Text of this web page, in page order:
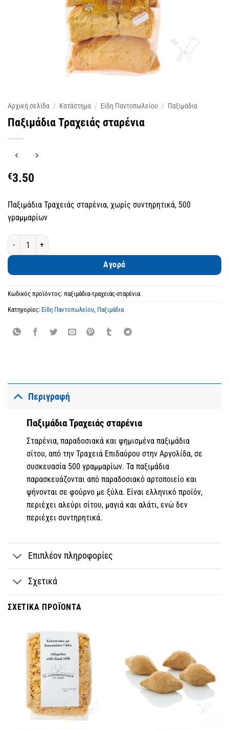
Αρχική σελίδα / Κατάστημα / Είδη Παντοπωλείου / Παξιμάδια
Παξιμάδια Τραχειάς σταρένια
€3.50
Παξιμάδια Τραχειάς σταρένια, χωρίς συντηρητικά, 500
γραμμαρίων
Παξιμάδια Τραχειάς σταρένια ποσότητα
Αγορά
Κωδικός προϊόντος: παξιμάδια-τραχειάς-σταρένια
Κατηγορίες: Είδη Παντοπωλείου, Παξιμάδια
Περιγραφή
Παξιμάδια Τραχειάς σταρένια
Σταρένια, παραδοσιακά και φημισμένα παξιμάδια
σίτου, από την Τραχειά Επιδαύρου στην Αργολίδα, σε
συσκευασία 500 γραμμαρίων. Τα παξιμάδια
παρασκευάζονται από παραδοσιακό αρτοποιείο και
ψήνονται σε φούρνο με ξύλα. Είναι ελληνικό προϊόν,
περιέχει αλεύρι σίτου, μαγιά και αλάτι, ενώ δεν
περιέχει συντηρητικά.
Επιπλέον πληροφορίες
Σχετικά
ΣΧΕΤΙΚΆ ΠΡΟΪΌΝΤΑ